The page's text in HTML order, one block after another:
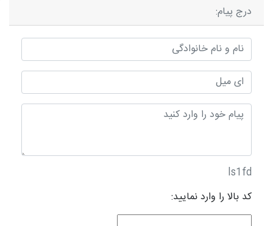
درج پیام:
ls1fd
کد بالا را وارد نمایید: